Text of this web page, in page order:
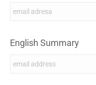
English Summary